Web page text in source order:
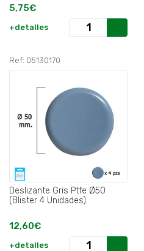
5,75€
+detalles
Ref: 05130170
Deslizante Gris Ptfe Ø50
(Blister 4 Unidades).
12,60€
+detalles